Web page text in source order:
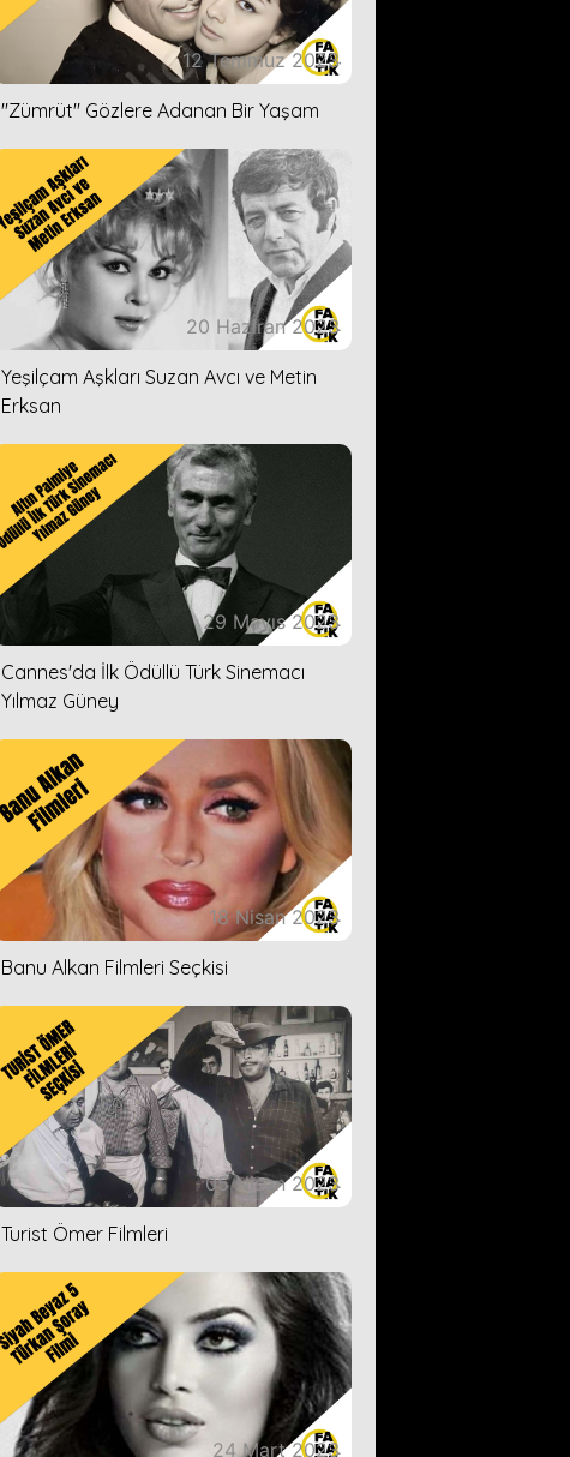
12 Temmuz 2023
''Zümrüt'' Gözlere Adanan Bir Yaşam
20 Haziran 2023
Yeşilçam Aşkları Suzan Avcı ve Metin
Erksan
29 Mayıs 2023
Cannes'da İlk Ödüllü Türk Sinemacı
Yılmaz Güney
18 Nisan 2023
Banu Alkan Filmleri Seçkisi
05 Nisan 2023
Turist Ömer Filmleri
24 Mart 2023